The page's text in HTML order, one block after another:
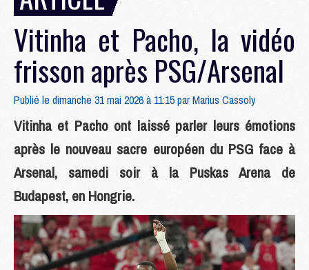
Vitinha et Pacho, la vidéo
frisson après PSG/Arsenal
Publié le dimanche 31 mai 2026 à 11:15 parMarius Cassoly
Vitinha et Pacho ont laissé parler leurs émotions
après le nouveau sacre européen du PSG face à
Arsenal, samedi soir à la Puskas Arena de
Budapest, en Hongrie.